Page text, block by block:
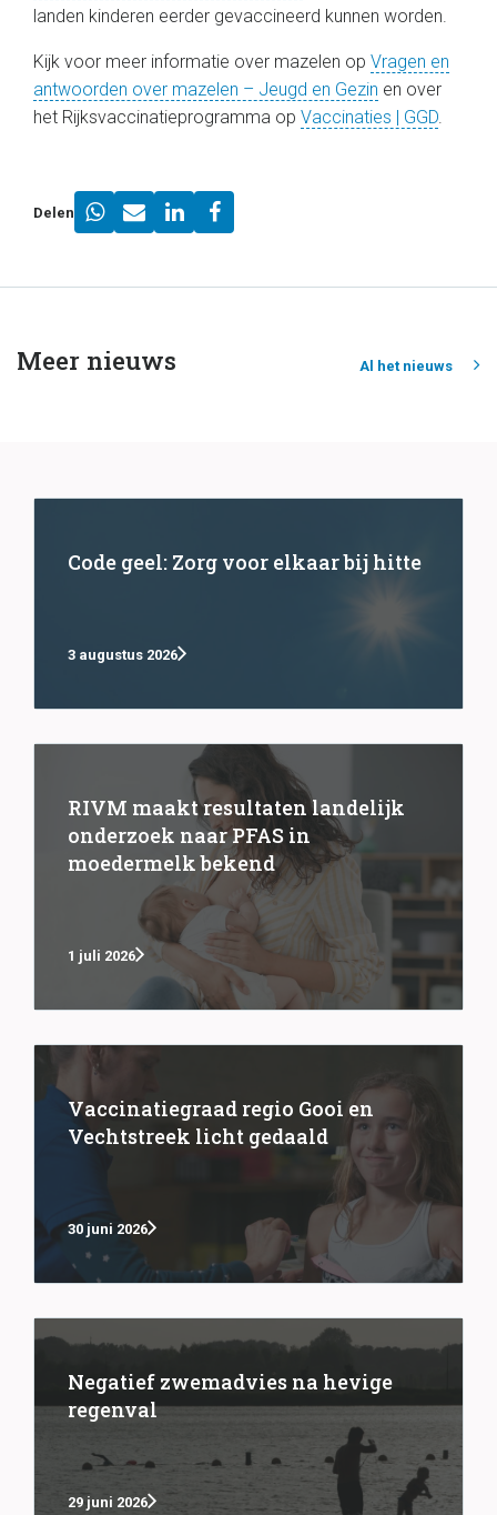
landen kinderen eerder gevaccineerd kunnen worden.
Kijk voor meer informatie over mazelen op Vragen en
antwoorden over mazelen – Jeugd en Gezin en over
het Rijksvaccinatieprogramma op Vaccinaties | GGD.
Delen
Meer nieuws Al het nieuws
Code geel: Zorg voor elkaar bij hitte
3 augustus 2026
RIVM maakt resultaten landelijk
onderzoek naar PFAS in
moedermelk bekend
1 juli 2026
Vaccinatiegraad regio Gooi en
Vechtstreek licht gedaald
30 juni 2026
Negatief zwemadvies na hevige
regenval
29 juni 2026